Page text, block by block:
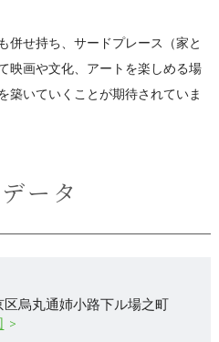
併せ持ち、サードプレース（家と
映画や文化、アートを楽しめる場
築いていくことが期待されていま
ータ
区烏丸通姉小路下ル場之町